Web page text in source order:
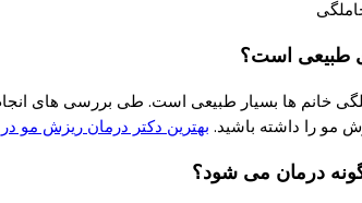
طبیعی است؟
را داشته باشید. بهترین دکتر درمان ریزش مو در
درمان می شود؟